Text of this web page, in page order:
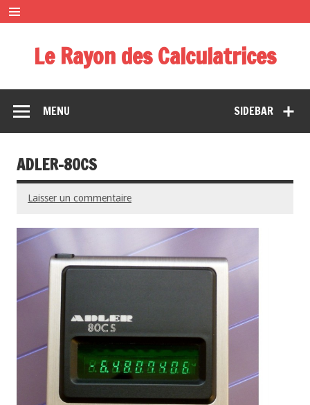
Le Rayon des Calculatrices
SIDEBAR
MENU
ADLER-80CS
Laisser un commentaire